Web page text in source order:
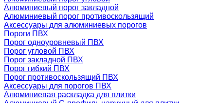
Алюминиевый порог закладной
Алюминиевый порог противоскользящий
Аксессуары для алюминиевых порогов
Пороги ПВХ
Порог одноуровневый ПВХ
Порог угловой ПВХ
Порог закладной ПВХ
Порог гибкий ПВХ
Порог противоскользящий ПВХ
Аксессуары для порогов ПВХ
Алюминиевая раскладка для плитки